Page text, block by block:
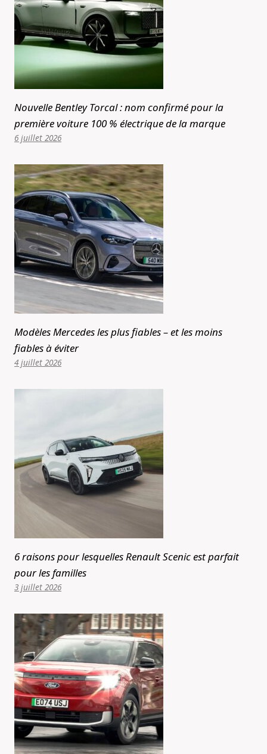
Nouvelle Bentley Torcal : nom confirmé pour la
première voiture 100 % électrique de la marque
6 juillet 2026
Modèles Mercedes les plus fiables – et les moins
fiables à éviter
4 juillet 2026
6 raisons pour lesquelles Renault Scenic est parfait
pour les familles
3 juillet 2026